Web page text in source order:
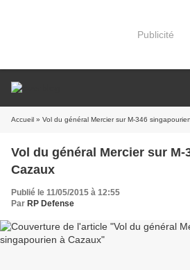
Publicité
Accueil » Vol du général Mercier sur M-346
Vol du général Mercier sur
Cazaux
Publié le 11/05/2015 à 12:55
Par RP Defense